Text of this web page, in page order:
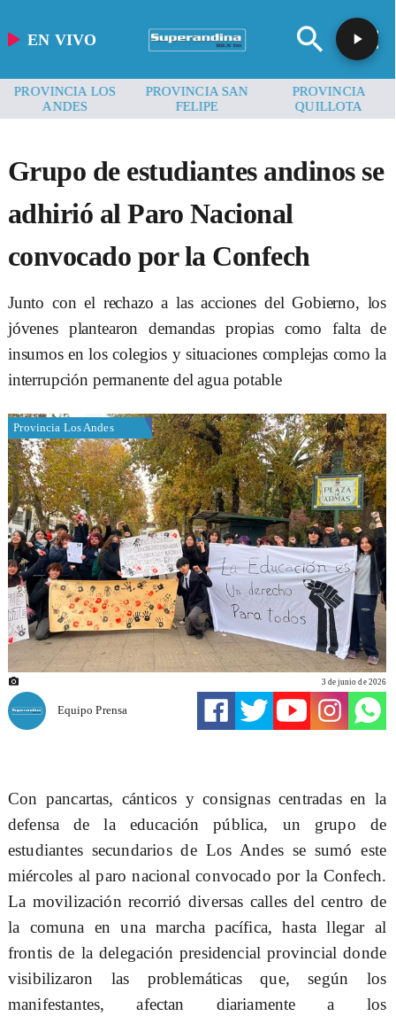
EN VIVO
PROVINCIA LOS
ANDES
PROVINCIA SAN
FELIPE
PROVINCIA
QUILLOTA
Grupo de estudiantes andinos se
adhirió al Paro Nacional
convocado por la Confech
​Junto con el rechazo a las acciones del Gobierno, los
jóvenes plantearon demandas propias como falta de
insumos en los colegios y situaciones complejas como la
interrupción permanente del agua potable
Provincia Los Andes
Equipo Prensa
3 de junio de 2026
Con pancartas, cánticos y consignas centradas en la
defensa de la educación pública, un grupo de
estudiantes secundarios de Los Andes se sumó este
miércoles al paro nacional convocado por la Confech.
La movilización recorrió diversas calles del centro de
la comuna en una marcha pacífica, hasta llegar al
frontis de la delegación presidencial provincial donde
visibilizaron las problemáticas que, según los
manifestantes, afectan diariamente a los